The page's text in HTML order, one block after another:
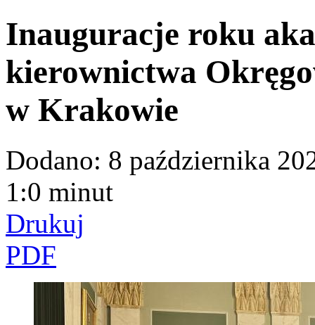
Inauguracje roku
kierownictwa
w Krakowie
Dodano: 8 października
1:0 minut
Drukuj
PDF